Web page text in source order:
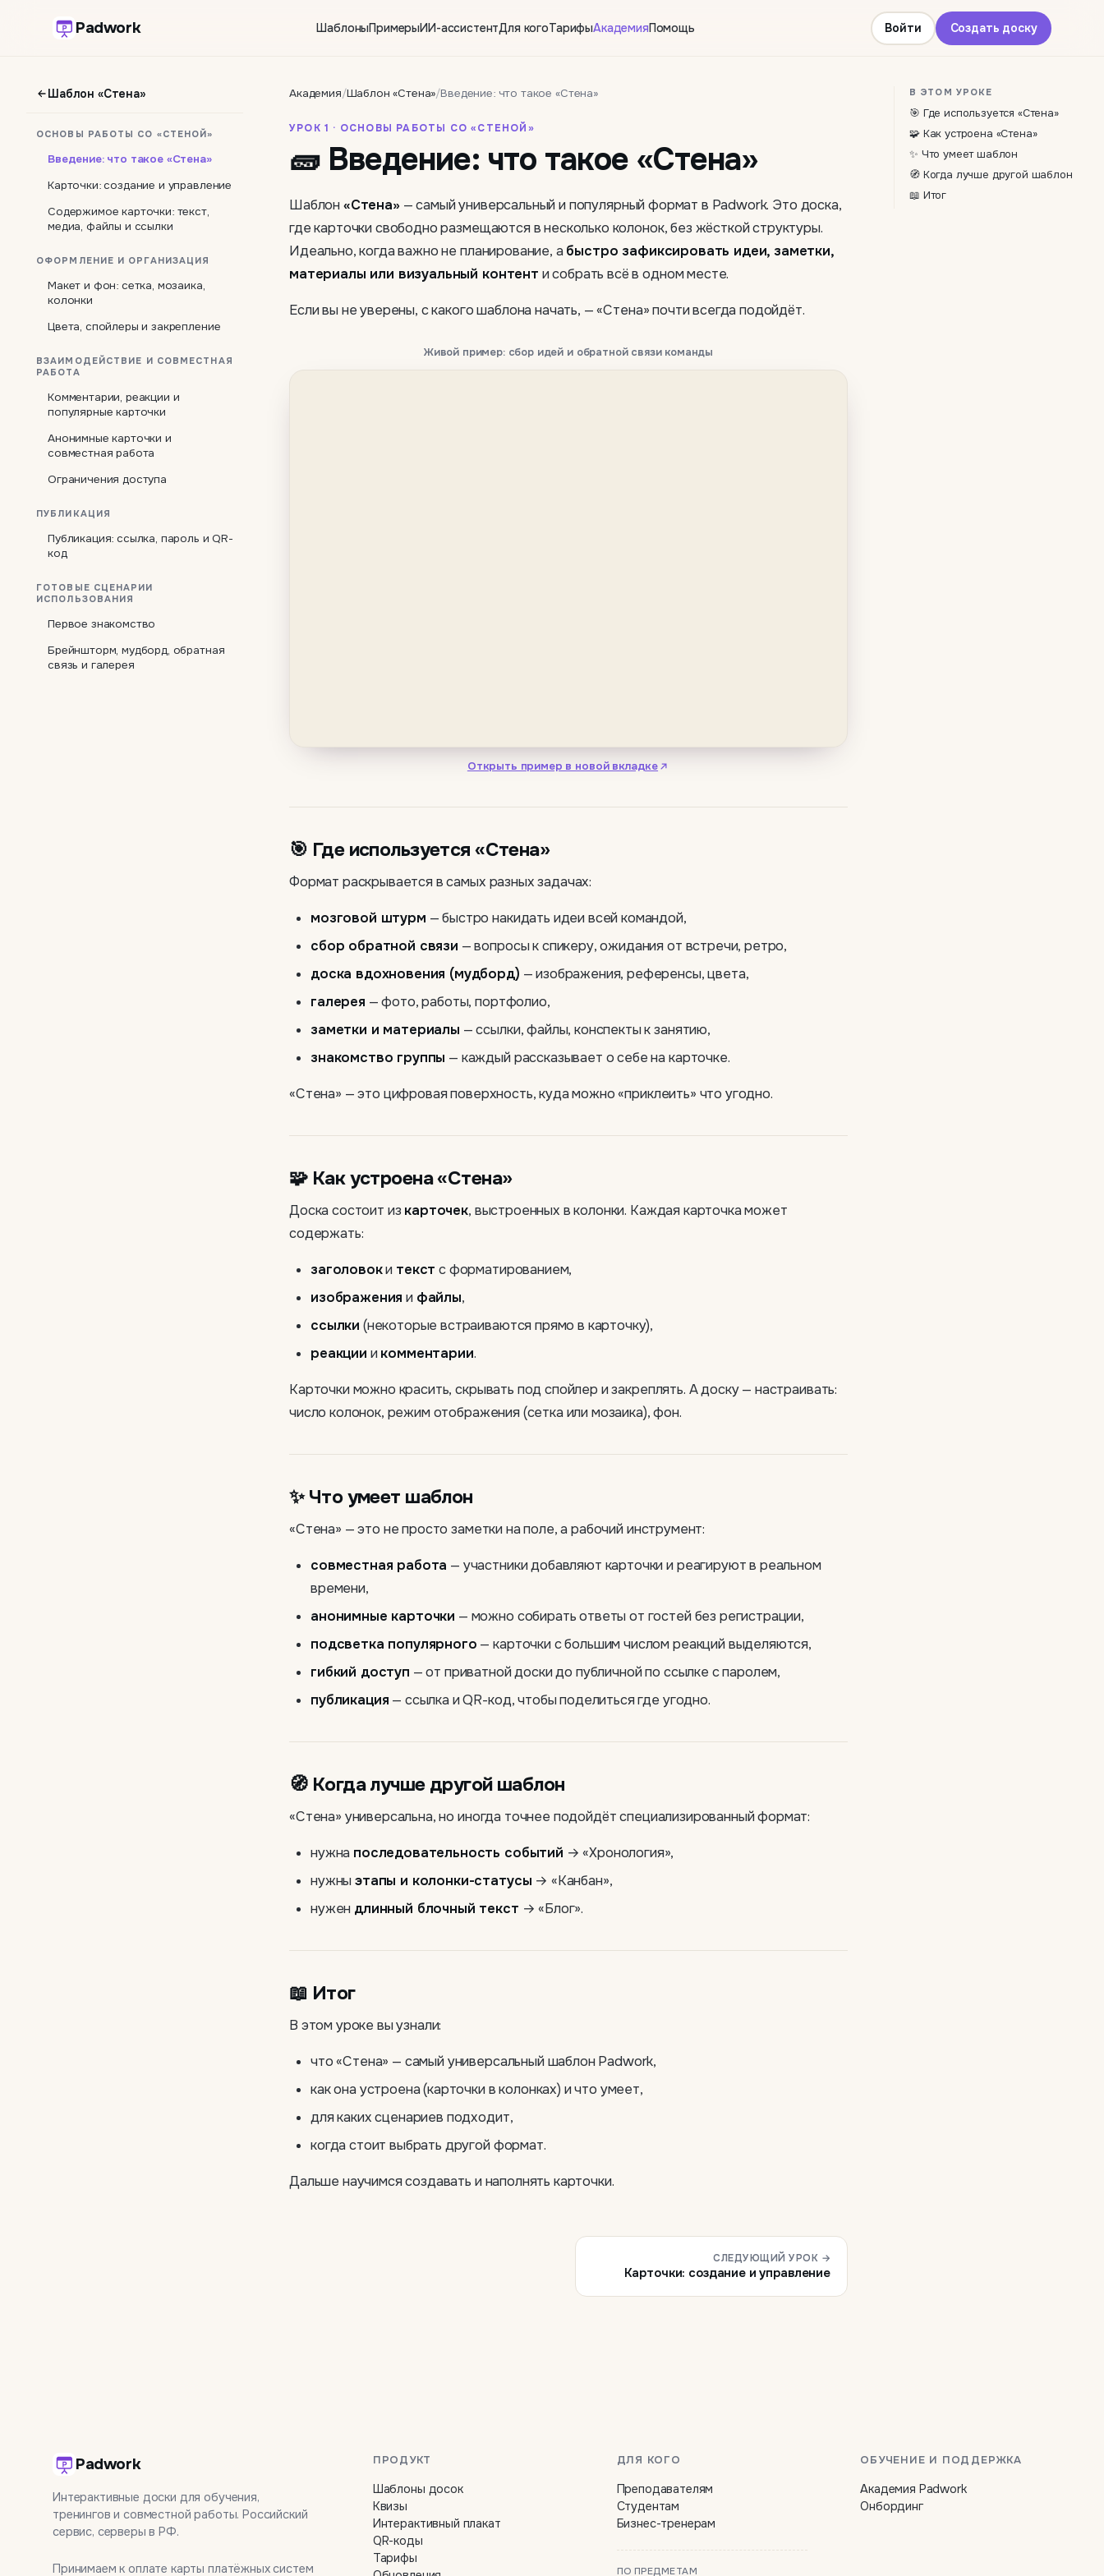
Padwork ШаблоныПримерыИИ-ассистентДля когоТарифыАкадемияПомощь Войти Создать доску
Шаблон «Стена»
ОСНОВЫ РАБОТЫ СО «СТЕНОЙ»
Введение: что такое «Стена»
Карточки: создание и управление
Содержимое карточки: текст,
медиа, файлы и ссылки
ОФОРМЛЕНИЕ И ОРГАНИЗАЦИЯ
Макет и фон: сетка, мозаика,
колонки
Цвета, спойлеры и закрепление
ВЗАИМОДЕЙСТВИЕ И СОВМЕСТНАЯ
РАБОТА
Комментарии, реакции и
популярные карточки
Анонимные карточки и
совместная работа
Ограничения доступа
ПУБЛИКАЦИЯ
Публикация: ссылка, пароль и QR-
код
ГОТОВЫЕ СЦЕНАРИИ
ИСПОЛЬЗОВАНИЯ
Первое знакомство
Брейншторм, мудборд, обратная
связь и галерея
Академия/Шаблон «Стена»/Введение: что такое «Стена»
УРОК 1 · ОСНОВЫ РАБОТЫ СО «СТЕНОЙ»
🧱 Введение: что такое «Стена»
Шаблон«Стена» — самый универсальный и популярный формат в Padwork. Это доска,
где карточки свободно размещаются в несколько колонок, без жёсткой структуры.
Идеально, когда важно не планирование, абыстро зафиксировать идеи, заметки,
материалы или визуальный контент и собрать всё в одном месте.
Если вы не уверены, с какого шаблона начать, — «Стена» почти всегда подойдёт.
Живой пример: сбор идей и обратной связи команды
Открыть пример в новой вкладке
🎯 Где используется «Стена»
Формат раскрывается в самых разных задачах:
мозговой штурм — быстро накидать идеи всей командой,
сбор обратной связи — вопросы к спикеру, ожидания от встречи, ретро,
доска вдохновения (мудборд) — изображения, референсы, цвета,
галерея — фото, работы, портфолио,
заметки и материалы — ссылки, файлы, конспекты к занятию,
знакомство группы — каждый рассказывает о себе на карточке.
«Стена» — это цифровая поверхность, куда можно «приклеить» что угодно.
🧩 Как устроена «Стена»
Доска состоит из карточек, выстроенных в колонки. Каждая карточка может
содержать:
заголовоки текст с форматированием,
изображения и файлы,
ссылки (некоторые встраиваются прямо в карточку),
реакции икомментарии.
Карточки можно красить, скрывать под спойлер и закреплять. А доску — настраивать:
число колонок, режим отображения (сетка или мозаика), фон.
✨ Что умеет шаблон
«Стена» — это не просто заметки на поле, а рабочий инструмент:
совместная работа — участники добавляют карточки и реагируют в реальном
времени,
анонимные карточки — можно собирать ответы от гостей без регистрации,
подсветка популярного — карточки с большим числом реакций выделяются,
гибкий доступ — от приватной доски до публичной по ссылке с паролем,
публикация — ссылка и QR-код, чтобы поделиться где угодно.
🧭 Когда лучше другой шаблон
«Стена» универсальна, но иногда точнее подойдёт специализированный формат:
нужна последовательность событий → «Хронология»,
нужныэтапы и колонки-статусы → «Канбан»,
нужен длинный блочный текст → «Блог».
📖 Итог
В этом уроке вы узнали:
что «Стена» — самый универсальный шаблон Padwork,
как она устроена (карточки в колонках) и что умеет,
для каких сценариев подходит,
когда стоит выбрать другой формат.
Дальше научимся создавать и наполнять карточки.
СЛЕДУЮЩИЙ УРОК →
Карточки: создание и управление
В ЭТОМ УРОКЕ
🎯 Где используется «Стена»
🧩 Как устроена «Стена»
✨ Что умеет шаблон
🧭 Когда лучше другой шаблон
📖 Итог
Padwork
Интерактивные доски для обучения,
тренингов и совместной работы. Российский
сервис, серверы в РФ.
Принимаем к оплате карты платёжных систем
ПРОДУКТ
Шаблоны досок
Квизы
Интерактивный плакат
QR-коды
Тарифы
ДЛЯ КОГО
Преподавателям
Студентам
Бизнес-тренерам
ПО ПРЕДМЕТАМ
ОБУЧЕНИЕ И ПОДДЕРЖКА
Академия Padwork
Онбординг